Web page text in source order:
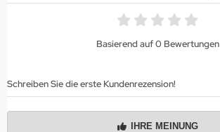
Basierend auf 0 Bewertungen
Schreiben Sie die erste Kundenrezension!
IHRE MEINUNG